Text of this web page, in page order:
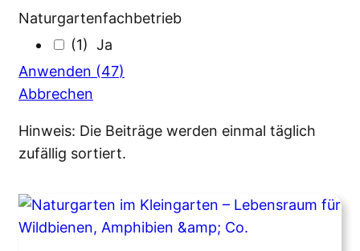
Naturgartenfachbetrieb
(1)
Anwenden (47)
Abbrechen
Hinweis: Die Beiträge werden einmal täglich
zufällig sortiert.